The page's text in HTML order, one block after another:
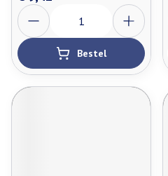
Aantal
Bestel